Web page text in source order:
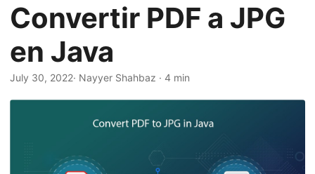
n
a
v
e
Convertir PDF a JPG
en Java
July 30, 2022· Nayyer Shahbaz · 4 min